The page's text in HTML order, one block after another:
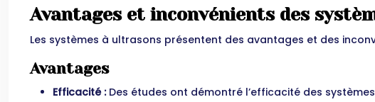
Avantages et inconvénients des
Les systèmes à ultrasons présentent des avantages et des
Avantages
Efficacité : Des études ont démontré l’efficacité des